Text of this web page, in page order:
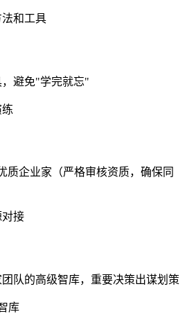
和工具
避免"学完就忘"
质企业家（严格审核资质，确保同
对接
队的高级智库，重要决策出谋划策
库